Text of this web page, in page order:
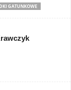
GATUNKOWE